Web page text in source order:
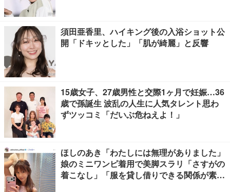
須田亜香里、ハイキング後の入浴ショット公
開「ドキッとした」「肌が綺麗」と反響
15歳女子、27歳男性と交際1ヶ月で妊娠…36
歳で孫誕生 波乱の人生に人気タレント思わ
ずツッコミ「だいぶ危ねえよ！」
ほしのあき「わたしには無理がありました」
娘のミニワンピ着用で美脚スラリ「さすがの
着こなし」「服を貸し借りできる関係が素